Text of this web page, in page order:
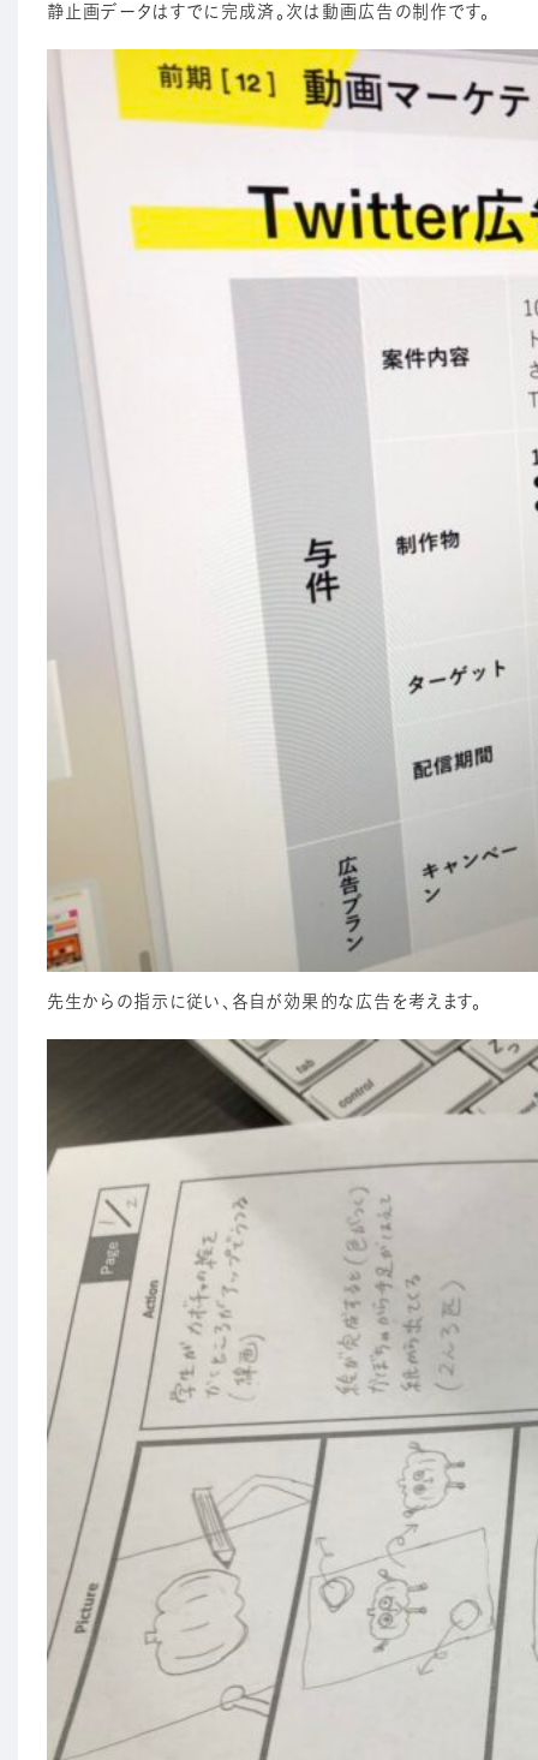
静止画データはすでに完成済。次は動画広告の制作です。
先生からの指示に従い、各自が効果的な広告を考えます。